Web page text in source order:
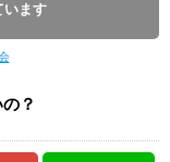
います
？